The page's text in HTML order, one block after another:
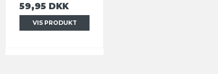
59,95 DKK
VIS PRODUKT